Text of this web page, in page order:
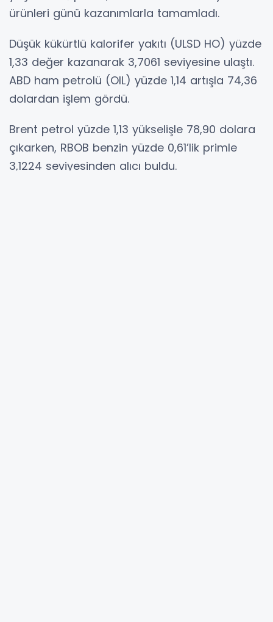
ürünleri günü kazanımlarla tamamladı.
Düşük kükürtlü kalorifer yakıtı (ULSD HO) yüzde
1,33 değer kazanarak 3,7061 seviyesine ulaştı.
ABD ham petrolü (OIL) yüzde 1,14 artışla 74,36
dolardan işlem gördü.
Brent petrol yüzde 1,13 yükselişle 78,90 dolara
çıkarken, RBOB benzin yüzde 0,61’lik primle
3,1224 seviyesinden alıcı buldu.